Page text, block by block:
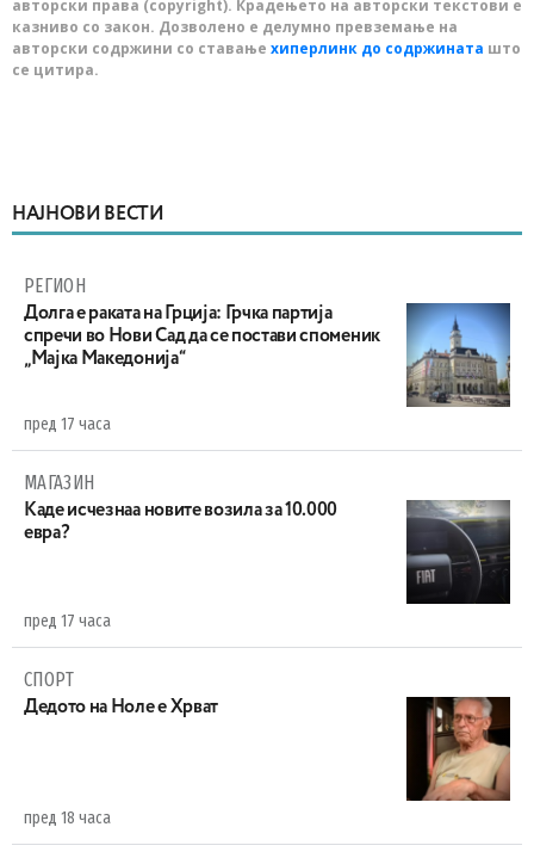
авторски права (copyright). Крадењето на авторски текстови е
казниво со закон. Дозволено е делумно превземање на
авторски содржини со ставање хиперлинк до содржината што
се цитира.
НАЈНОВИ ВЕСТИ
РЕГИОН
Долга е раката на Грција: Грчка партија
спречи во Нови Сад да се постави споменик
„Мајка Македонија“
пред 17 часа
МАГАЗИН
Каде исчезнаа новите возила за 10.000
евра?
пред 17 часа
СПОРТ
Дедото на Ноле е Хрват
пред 18 часа